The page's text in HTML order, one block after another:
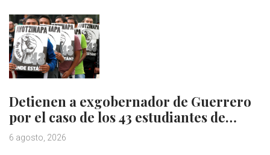
Detienen a exgobernador de Guerrero
por el caso de los 43 estudiantes de…
6 agosto, 2026